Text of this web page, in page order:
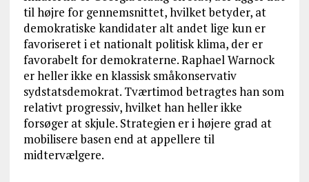
til højre for gennemsnittet, hvilket betyder, at
demokratiske kandidater alt andet lige kun er
favoriseret i et nationalt politisk klima, der er
favorabelt for demokraterne. Raphael Warnock
er heller ikke en klassisk småkonservativ
sydstatsdemokrat. Tværtimod betragtes han som
relativt progressiv, hvilket han heller ikke
forsøger at skjule. Strategien er i højere grad at
mobilisere basen end at appellere til
midtervælgere.